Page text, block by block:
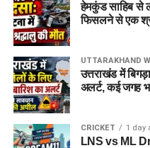
हेमकुंड साहिब से
फिसलने से एक
UTTARAKHAND
उत्तराखंड में
अलर्ट, कई जगह
CRICKET 1 day
LNS vs ML